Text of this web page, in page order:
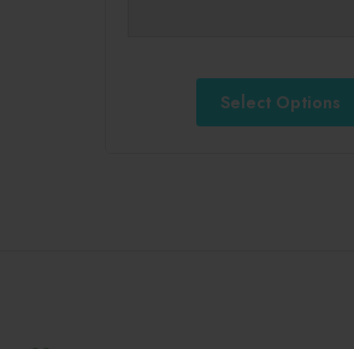
Select Options